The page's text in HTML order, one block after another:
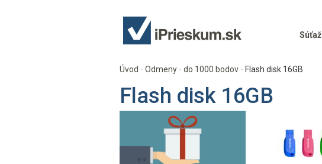
Súťaž
Úvod Odmeny do 1000 bodov Flash disk 16GB
Flash disk 16GB